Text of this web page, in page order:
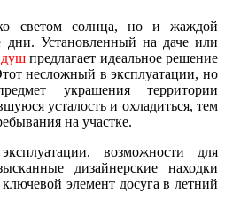
светом солнца, но и жаждой
Установленный на даче или
предлагает идеальное решение
несложный в эксплуатации, но
украшения территории
усталость и охладиться, тем
на участке.
возможности для
дизайнерские находки
элемент досуга в летний